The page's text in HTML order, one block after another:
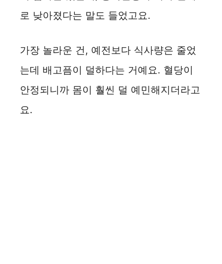
로 낮아졌다는 말도 들었고요.
가장 놀라운 건, 예전보다 식사량은 줄었
는데 배고픔이 덜하다는 거예요. 혈당이
안정되니까 몸이 훨씬 덜 예민해지더라고
요.